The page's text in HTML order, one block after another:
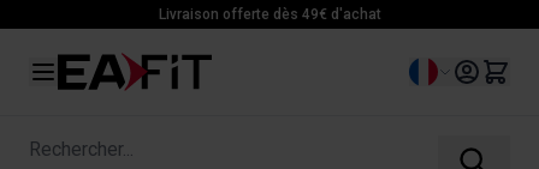
Livraison offerte dès 49€ d'achat
Langue
Rechercher...